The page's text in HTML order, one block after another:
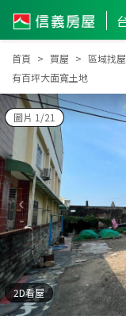
首頁 買屋 區域找屋
有百坪大面寬土地
圖片 1/21
2D看屋